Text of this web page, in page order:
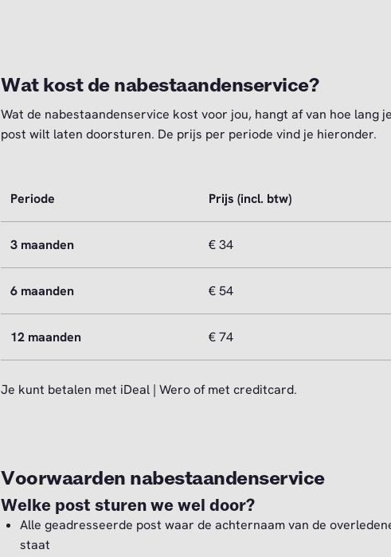
Wat kost de nabestaandenservice?
Wat de nabestaandenservice kost voor jou, hangt af van hoe lang
post wilt laten doorsturen. De prijs per periode vind je hieronder.
Periode Prijs (incl. btw)
3 maanden € 34
6 maanden € 54
12 maanden € 74
Je kunt betalen met iDeal | Wero of met creditcard.
Voorwaarden nabestaandenservice
Welke post sturen we wel door?
Alle geadresseerde post waar de achternaam van de
staat